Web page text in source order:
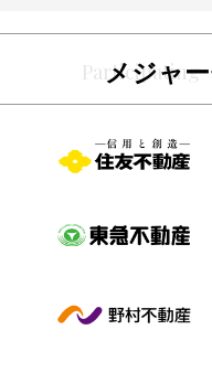
メジャ